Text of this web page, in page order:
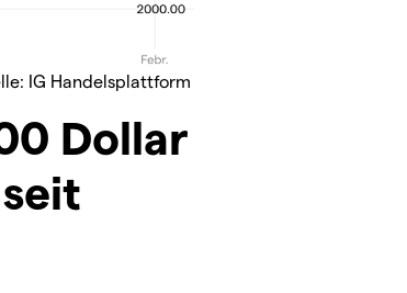
IG Handelsplattform
Dollar